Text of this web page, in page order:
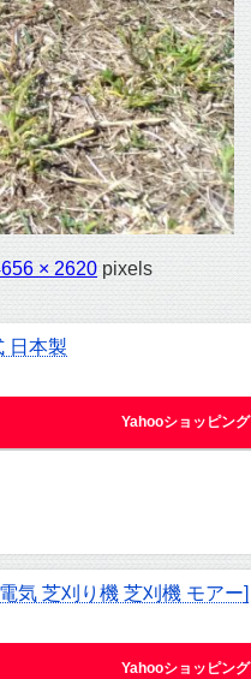
× 2620 pixels
日本製
Yahooショッピング
気 芝刈り機 芝刈機 モアー]
Yahooショッピング